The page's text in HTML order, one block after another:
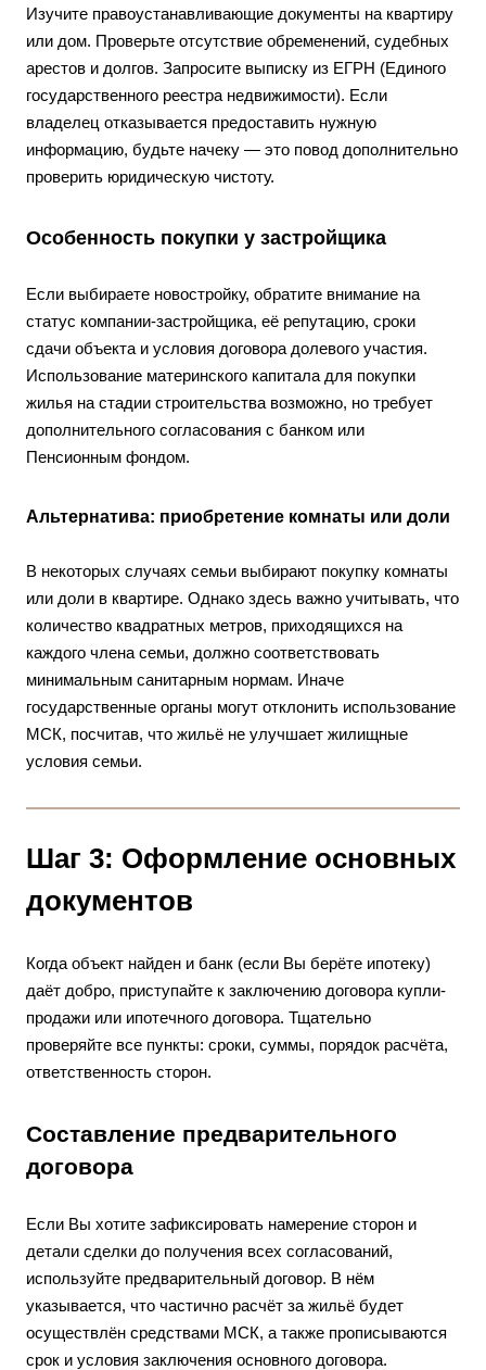
Изучите правоустанавливающие документы на квартиру
или дом. Проверьте отсутствие обременений, судебных
арестов и долгов. Запросите выписку из ЕГРН (Единого
государственного реестра недвижимости). Если
владелец отказывается предоставить нужную
информацию, будьте начеку — это повод дополнительно
проверить юридическую чистоту.
Особенность покупки у застройщика
Если выбираете новостройку, обратите внимание на
статус компании-застройщика, её репутацию, сроки
сдачи объекта и условия договора долевого участия.
Использование материнского капитала для покупки
жилья на стадии строительства возможно, но требует
дополнительного согласования с банком или
Пенсионным фондом.
Альтернатива: приобретение комнаты или доли
В некоторых случаях семьи выбирают покупку комнаты
или доли в квартире. Однако здесь важно учитывать, что
количество квадратных метров, приходящихся на
каждого члена семьи, должно соответствовать
минимальным санитарным нормам. Иначе
государственные органы могут отклонить использование
МСК, посчитав, что жильё не улучшает жилищные
условия семьи.
Шаг 3: Оформление основных
документов
Когда объект найден и банк (если Вы берёте ипотеку)
даёт добро, приступайте к заключению договора купли-
продажи или ипотечного договора. Тщательно
проверяйте все пункты: сроки, суммы, порядок расчёта,
ответственность сторон.
Составление предварительного
договора
Если Вы хотите зафиксировать намерение сторон и
детали сделки до получения всех согласований,
используйте предварительный договор. В нём
указывается, что частично расчёт за жильё будет
осуществлён средствами МСК, а также прописываются
срок и условия заключения основного договора.